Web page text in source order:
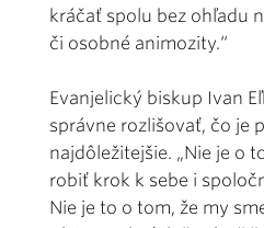
kráčať spolu bez ohľadu
či osobné animozity.“
Evanjelický biskup Ivan
správne rozlišovať, čo je
najdôležitejšie. „Nie je o
robiť krok k sebe i
Nie je to o tom, že my